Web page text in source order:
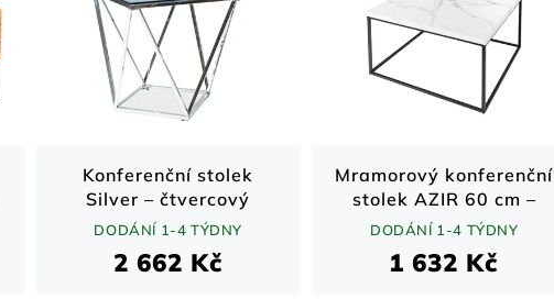
Konferenční stolek
Silver – čtvercový
skleněný stolek s
× 50 cm
DODÁNÍ 1-4 TÝDNY
2 662 Kč
Mramorový konferenční
stolek AZIR 60 cm –
bílý efekt mramoru
DODÁNÍ 1-4 TÝDNY
1 632 Kč